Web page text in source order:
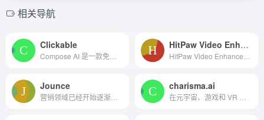
相关导航
Clickable HitPaw Video Enhancer
Jounce charisma.ai